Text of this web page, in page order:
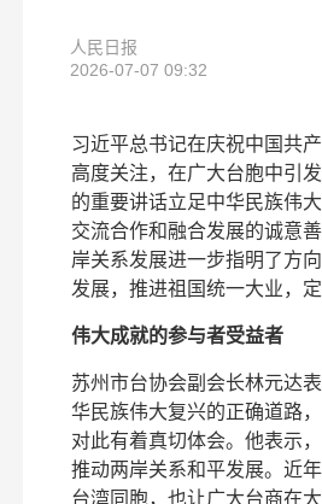
人民日报
2026-07-07 09:32
习近平总书记在庆祝中国共
高度关注，在广大台胞中引
的重要讲话立足中华民族伟
交流合作和融合发展的诚意
岸关系发展进一步指明了方
发展，推进祖国统一大业，
伟大成就的参与者受益者
苏州市台协会副会长林元达
华民族伟大复兴的正确道路
对此有着真切体会。他表示
推动两岸关系和平发展。近
台湾同胞，也让广大台商在